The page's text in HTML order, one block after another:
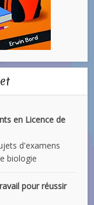
en Licence de
d'examens
biologie
pour réussir